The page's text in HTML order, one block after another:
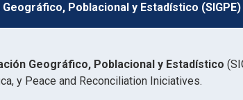
Poblacional y Estadístico (SIGPE)
Geográfico, Poblacional y Estadístico
y Peace and Reconciliation Iniciatives.